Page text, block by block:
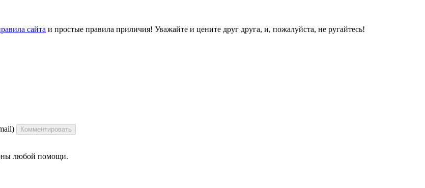
сайта и простые правила приличия! Уважайте и цените друг друга, и, пожалуйста, не ругайтесь!
Комментировать
любой помощи.